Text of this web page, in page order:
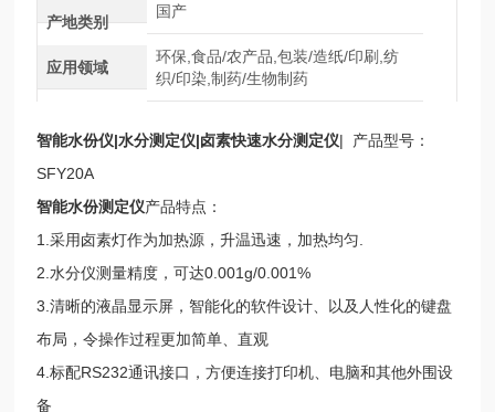
产地类别
国产
应用领域
环保,食品/农产品,包装/造纸/印刷,纺
织/印染,制药/生物制药
智能水份仪|水分测定仪|卤素快速水分测定仪| 产品型号：
SFY20A
智能水份测定仪产品特点：
1.采用卤素灯作为加热源，升温迅速，加热均匀.
2.水分仪测量精度，可达0.001g/0.001%
3.清晰的液晶显示屏，智能化的软件设计、以及人性化的键盘
布局，令操作过程更加简单、直观
4.标配RS232通讯接口，方便连接打印机、电脑和其他外围设
备